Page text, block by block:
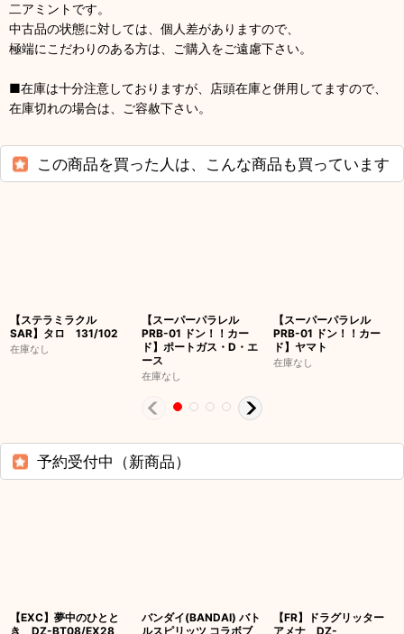
二アミントです。
中古品の状態に対しては、個人差がありますので、
極端にこだわりのある方は、ご購入をご遠慮下さい。
■在庫は十分注意しておりますが、店頭在庫と併用してますので、
在庫切れの場合は、ご容赦下さい。
この商品を買った人は、こんな商品も買っています
【ステラミラクル
SAR】タロ 131/102
在庫なし
【スーパーパラレル
PRB-01 ドン！！カー
ド】ポートガス・D・エ
ース
在庫なし
【スーパーパラレル
PRB-01 ドン！！カー
ド】ヤマト
在庫なし
予約受付中（新商品）
【EXC】夢中のひとと
き DZ-BT08/EX28
バンダイ(BANDAI) バト
ルスピリッツ コラボブ
【FR】ドラグリッター
アメナ DZ-